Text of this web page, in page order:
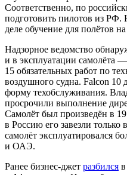
Соответственно, по
подготовить пилотов из
деле обучение для полётов
Надзорное ведомство
и в эксплуатации самолёта
15 обязательных работ по
воздушного судна. Falcon
форму техобслуживания.
просрочили выполнение
Самолёт был произведён в
в Россию его завезли только
самолёт эксплуатировался
и ОАЭ.
Ранее бизнес-джет разбился